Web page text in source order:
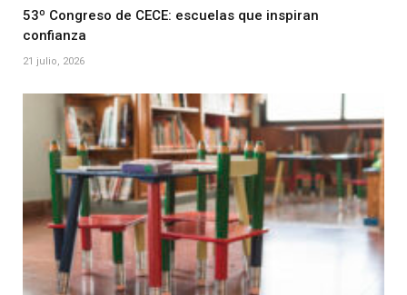
53º Congreso de CECE: escuelas que inspiran
confianza
21 julio, 2026